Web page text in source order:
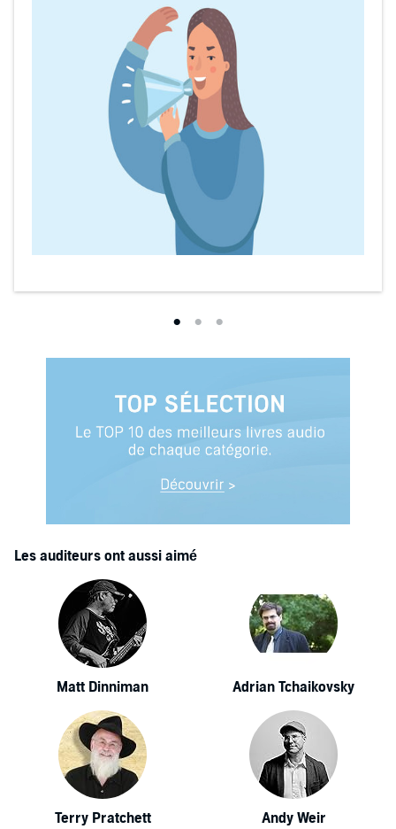
Les auditeurs ont aussi aimé
Matt Dinniman Adrian Tchaikovsky
Terry Pratchett Andy Weir